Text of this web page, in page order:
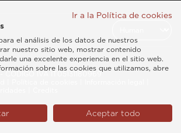
IVA IT05131180969
Ir a la Política de cookies
el análisis de los datos de nuestros
nuestro sitio web, mostrar contenido
una excelente experiencia en el sitio web.
sobre las cookies que utilizamos, abre
Aceptar todo